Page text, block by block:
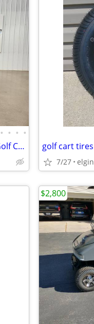
• • • •
2025 Evolution D-Max GT4 Lithium Ion Golf Cart, Black Sapphire golf cart tires
7/27 elgin
$2,800